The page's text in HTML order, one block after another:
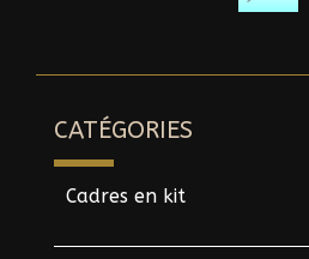
CATÉGORIES
Cadres en kit